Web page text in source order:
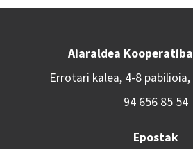
Aiaraldea
Errotari kalea, 4-8
94 656 85 54
Epostak